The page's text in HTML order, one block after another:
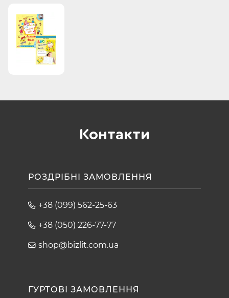
Контакти
РОЗДРІБНІ ЗАМОВЛЕННЯ
+38 (099) 562-25-63
+38 (050) 226-77-77
shop@bizlit.com.ua
ГУРТОВІ ЗАМОВЛЕННЯ